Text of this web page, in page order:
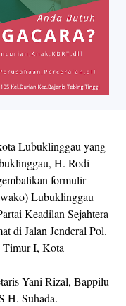
Lubuklinggau yang
H. Rodi
formulir
Lubuklinggau
Keadilan Sejahtera
di Jalan Jenderal Pol.
Timur I, Kota
Yani Rizal, Bappilu
H. Suhada.